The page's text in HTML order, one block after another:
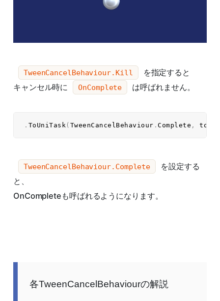
TweenCancelBehaviour.Kill
を指定すると
キャンセル時に
OnComplete は呼ばれません。
. ToUniTask( TweenCancelBehaviour .Complete , token
TweenCancelBehaviour.Complete
を設定する
と、
OnCompleteも呼ばれるようになります。
各TweenCancelBehaviourの解説